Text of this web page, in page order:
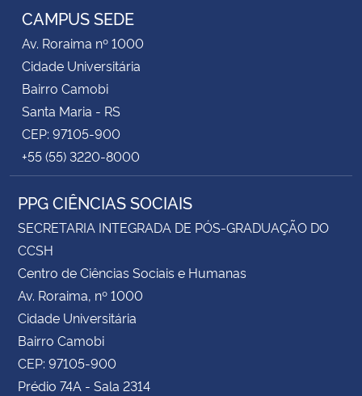
Ministério da Mulher, da Família e dos Direitos Humanos
Secretaria-Geral
Secretaria de Governo
Gabinete de Segurança Institucional
Advocacia-Geral da União
CAMPUS SEDE
Av. Roraima nº 1000
Cidade Universitária
Bairro Camobi
Santa Maria - RS
CEP: 97105-900
+55 (55) 3220-8000
PPG CIÊNCIAS SOCIAIS
SECRETARIA INTEGRADA DE PÓS-GRADUAÇÃO DO
CCSH
Centro de Ciências Sociais e Humanas
Av. Roraima, nº 1000
Cidade Universitária
Bairro Camobi
CEP: 97105-900
Prédio 74A - Sala 2314